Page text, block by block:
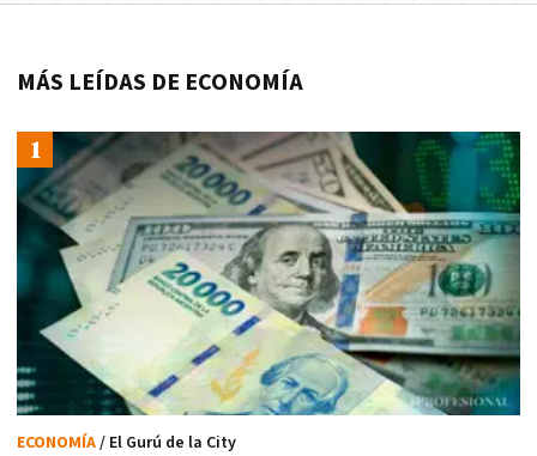
MÁS LEÍDAS DE ECONOMÍA
ECONOMÍA/ El Gurú de la City